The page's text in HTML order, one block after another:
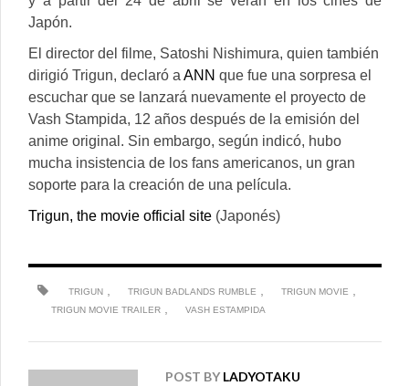
Japón.
El director del filme, Satoshi Nishimura, quien también
dirigió Trigun, declaró a ANN que fue una sorpresa el
escuchar que se lanzará nuevamente el proyecto de
Vash Stampida, 12 años después de la emisión del
anime original. Sin embargo, según indicó, hubo
mucha insistencia de los fans americanos, un gran
soporte para la creación de una película.
Trigun, the movie official site (Japonés)
TRIGUN TRIGUN BADLANDS RUMBLE TRIGUN MOVIE
TRIGUN MOVIE TRAILER VASH ESTAMPIDA
POST BY LADYOTAKU